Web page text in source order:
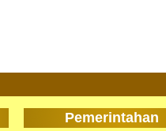
Pemerintahan